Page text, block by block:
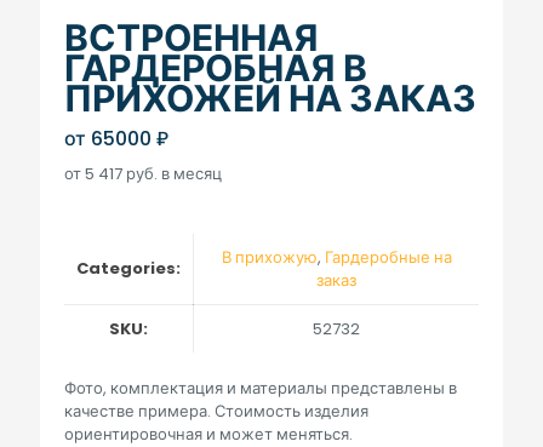
ВСТРОЕННАЯ
ГАРДЕРОБНАЯ В
ПРИХОЖЕЙ НА ЗАКАЗ
от 65000 ₽
от 5 417 руб. в месяц
Categories: В прихожую, Гардеробные на
заказ
SKU: 52732
Фото, комплектация и материалы представлены в
качестве примера. Стоимость изделия
ориентировочная и может меняться.